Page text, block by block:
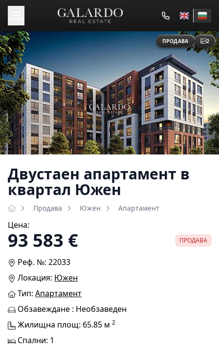
ПРОДАВА 2
Двустаен апартамент в
квартал Южен
Продава Южен Апартамент
Цена:
93 583 € ПРОДАВА
Реф. №: 22033
Локация: Южен
Тип: Апартамент
Обзавеждане : Необзаведен
Жилищна площ: 65.85 м 2
Спални: 1